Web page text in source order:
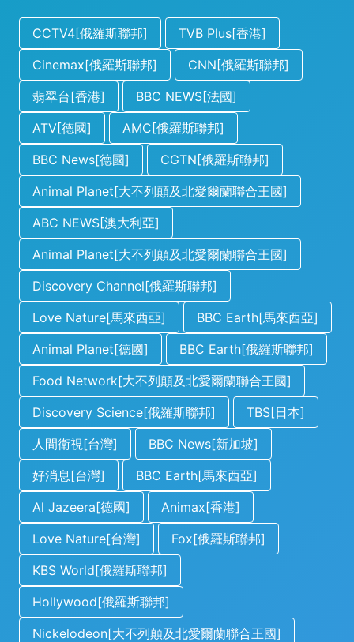
CCTV4[俄羅斯聯邦]
TVB Plus[香港]
Cinemax[俄羅斯聯邦]
CNN[俄羅斯聯邦]
翡翠台[香港]
BBC NEWS[法國]
ATV[德國]
AMC[俄羅斯聯邦]
BBC News[德國]
CGTN[俄羅斯聯邦]
Animal Planet[大不列顛及北愛爾蘭聯合王國]
ABC NEWS[澳大利亞]
Animal Planet[大不列顛及北愛爾蘭聯合王國]
Discovery Channel[俄羅斯聯邦]
Love Nature[馬來西亞]
BBC Earth[馬來西亞]
Animal Planet[德國]
BBC Earth[俄羅斯聯邦]
Food Network[大不列顛及北愛爾蘭聯合王國]
Discovery Science[俄羅斯聯邦]
TBS[日本]
人間衛視[台灣]
BBC News[新加坡]
好消息[台灣]
BBC Earth[馬來西亞]
Al Jazeera[德國]
Animax[香港]
Love Nature[台灣]
Fox[俄羅斯聯邦]
KBS World[俄羅斯聯邦]
Hollywood[俄羅斯聯邦]
Nickelodeon[大不列顛及北愛爾蘭聯合王國]